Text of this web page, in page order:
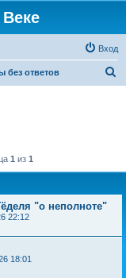
Вход
без ответов
1 из 1
"о неполноте"
22:12
18:01